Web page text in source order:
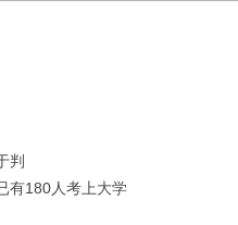
判
有180人考上大学